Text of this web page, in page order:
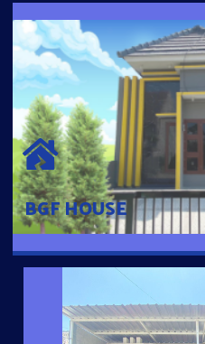
BGF HOUSE
BGF HOUSE
Hunian Mewah Pusat Kota
Parkir Mobil dengan 3 Kamar